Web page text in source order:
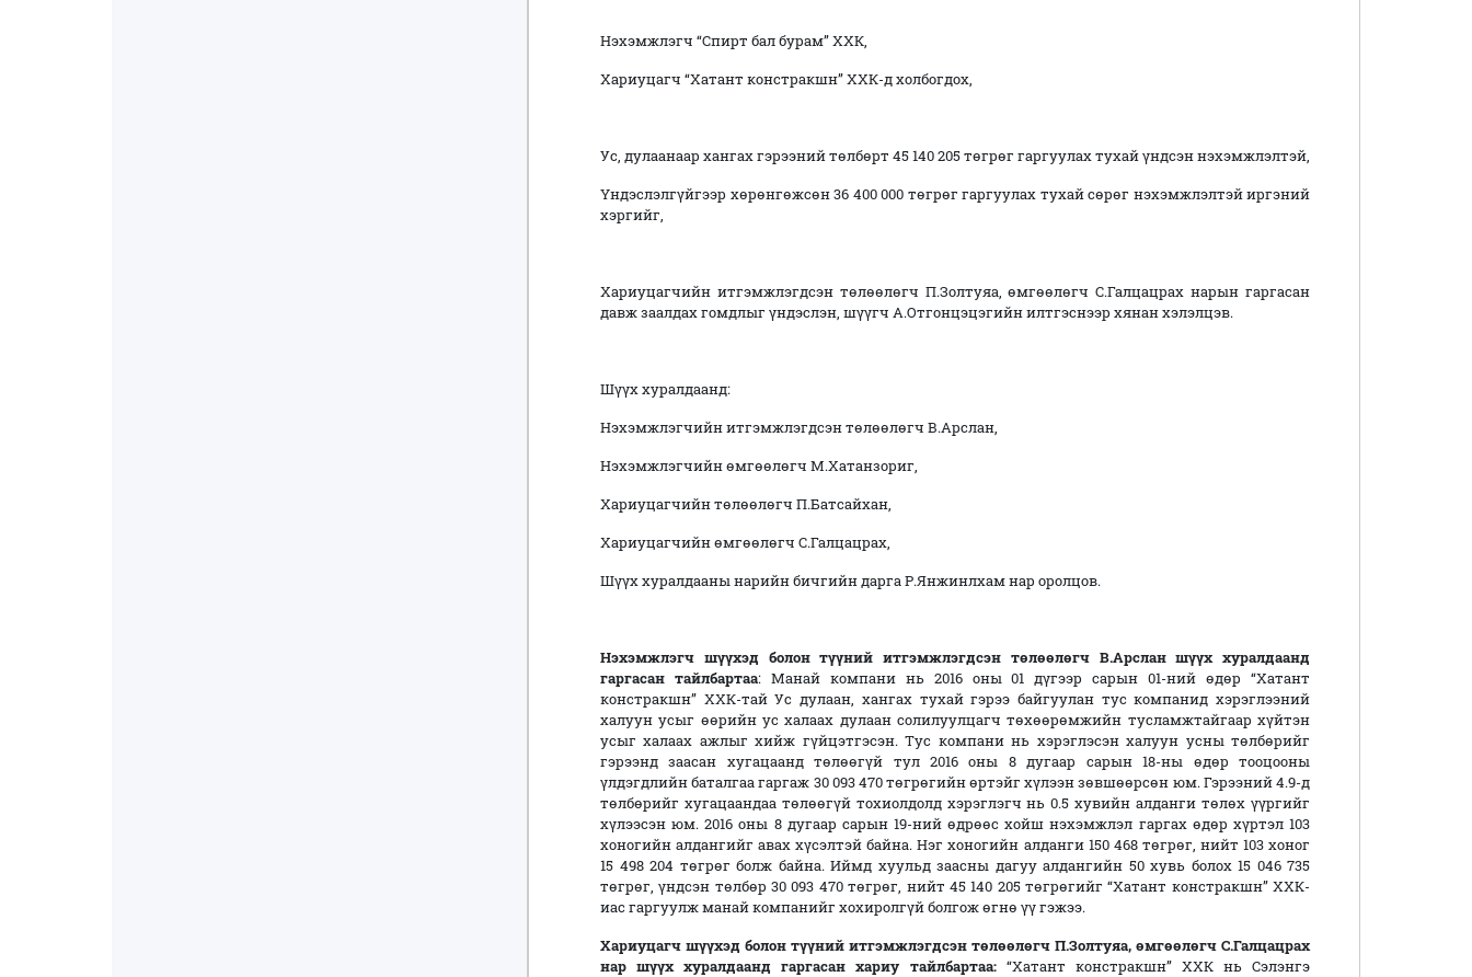
Нэхэмжлэгч “Спирт бал бурам” ХХК,
Хариуцагч “Хатант констракшн” ХХК-д холбогдох,
Ус, дулаанаар хангах гэрээний төлбөрт 45 140 205 төгрөг гаргуулах тухай үндсэн нэхэмжлэлтэй,
Үндэслэлгүйгээр хөрөнгөжсөн 36 400 000 төгрөг гаргуулах тухай сөрөг нэхэмжлэлтэй иргэний
хэргийг,
Хариуцагчийн итгэмжлэгдсэн төлөөлөгч П.Золтуяа, өмгөөлөгч С.Галцацрах нарын гаргасан
давж заалдах гомдлыг үндэслэн, шүүгч А.Отгонцэцэгийн илтгэснээр хянан хэлэлцэв.
Шүүх хуралдаанд:
Нэхэмжлэгчийн итгэмжлэгдсэн төлөөлөгч В.Арслан,
Нэхэмжлэгчийн өмгөөлөгч М.Хатанзориг,
Хариуцагчийн төлөөлөгч П.Батсайхан,
Хариуцагчийн өмгөөлөгч С.Галцацрах,
Шүүх хуралдааны нарийн бичгийн дарга Р.Янжинлхам нар оролцов.
Нэхэмжлэгч шүүхэд болон түүний итгэмжлэгдсэн төлөөлөгч В.Арслан шүүх хуралдаанд
гаргасан тайлбартаа: Манай компани нь 2016 оны 01 дүгээр сарын 01-ний өдөр “Хатант
констракшн” ХХК-тай Ус дулаан, хангах тухай гэрээ байгуулан тус компанид хэрэглээний
халуун усыг өөрийн ус халаах дулаан солилуулцагч төхөөрөмжийн тусламжтайгаар хүйтэн
усыг халаах ажлыг хийж гүйцэтгэсэн. Тус компани нь хэрэглэсэн халуун усны төлбөрийг
гэрээнд заасан хугацаанд төлөөгүй тул 2016 оны 8 дугаар сарын 18-ны өдөр тооцооны
үлдэгдлийн баталгаа гаргаж 30 093 470 төгрөгийн өртэйг хүлээн зөвшөөрсөн юм. Гэрээний 4.9-д
төлбөрийг хугацаандаа төлөөгүй тохиолдолд хэрэглэгч нь 0.5 хувийн алданги төлөх үүргийг
хүлээсэн юм. 2016 оны 8 дугаар сарын 19-ний өдрөөс хойш нэхэмжлэл гаргах өдөр хүртэл 103
хоногийн алдангийг авах хүсэлтэй байна. Нэг хоногийн алданги 150 468 төгрөг, нийт 103 хоног
15 498 204 төгрөг болж байна. Иймд хуульд заасны дагуу алдангийн 50 хувь болох 15 046 735
төгрөг, үндсэн төлбөр 30 093 470 төгрөг, нийт 45 140 205 төгрөгийг “Хатант констракшн” ХХК-
иас гаргуулж манай компанийг хохиролгүй болгож өгнө үү гэжээ.
Хариуцагч шүүхэд болон түүний итгэмжлэгдсэн төлөөлөгч П.Золтуяа, өмгөөлөгч С.Галцацрах
наршүүх хуралдаандгаргасанхариу тайлбартаа:“Хатант констракшн” ХХК нь Сэлэнгэ